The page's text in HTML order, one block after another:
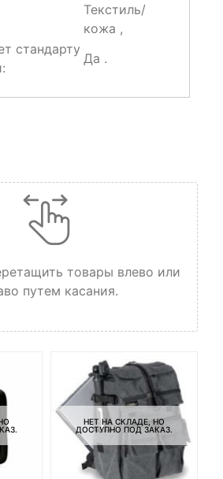
Текстиль/
кожа ,
стандарту
Да .
товары влево или
путем касания.
НЕТ НА СКЛАДЕ, НО
ДОСТУПНО ПОД ЗАКАЗ.